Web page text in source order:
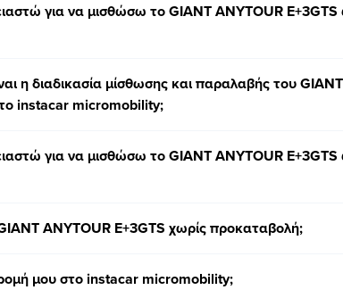
για να μισθώσω το GIANT ANYTOUR
η διαδικασία μίσθωσης και παραλαβής του GIANT
instacar micromobility;
για να μισθώσω το GIANT ANYTOUR
ANYTOUR E+3GTS χωρίς προκαταβολή;
μου στο instacar micromobility;